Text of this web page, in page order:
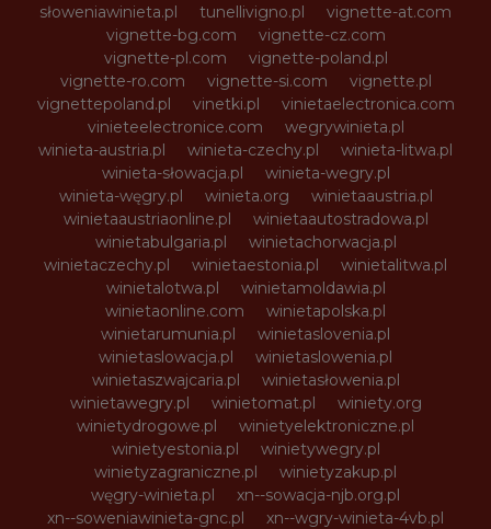
słoweniawinieta.pl
tunellivigno.pl
vignette-at.com
vignette-bg.com
vignette-cz.com
vignette-pl.com
vignette-poland.pl
vignette-ro.com
vignette-si.com
vignette.pl
vignettepoland.pl
vinetki.pl
vinietaelectronica.com
vinieteelectronice.com
wegrywinieta.pl
winieta-austria.pl
winieta-czechy.pl
winieta-litwa.pl
winieta-słowacja.pl
winieta-wegry.pl
winieta-węgry.pl
winieta.org
winietaaustria.pl
winietaaustriaonline.pl
winietaautostradowa.pl
winietabulgaria.pl
winietachorwacja.pl
winietaczechy.pl
winietaestonia.pl
winietalitwa.pl
winietalotwa.pl
winietamoldawia.pl
winietaonline.com
winietapolska.pl
winietarumunia.pl
winietaslovenia.pl
winietaslowacja.pl
winietaslowenia.pl
winietaszwajcaria.pl
winietasłowenia.pl
winietawegry.pl
winietomat.pl
winiety.org
winietydrogowe.pl
winietyelektroniczne.pl
winietyestonia.pl
winietywegry.pl
winietyzagraniczne.pl
winietyzakup.pl
węgry-winieta.pl
xn--sowacja-njb.org.pl
xn--soweniawinieta-gnc.pl
xn--wgry-winieta-4vb.pl